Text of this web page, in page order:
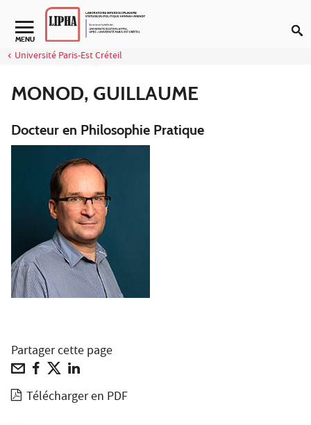
Aller au contenu
Navigation secondaire
MENU
Université Paris-Est Créteil
MONOD, GUILLAUME
Docteur en Philosophie Pratique
Partager cette page
Télécharger en PDF